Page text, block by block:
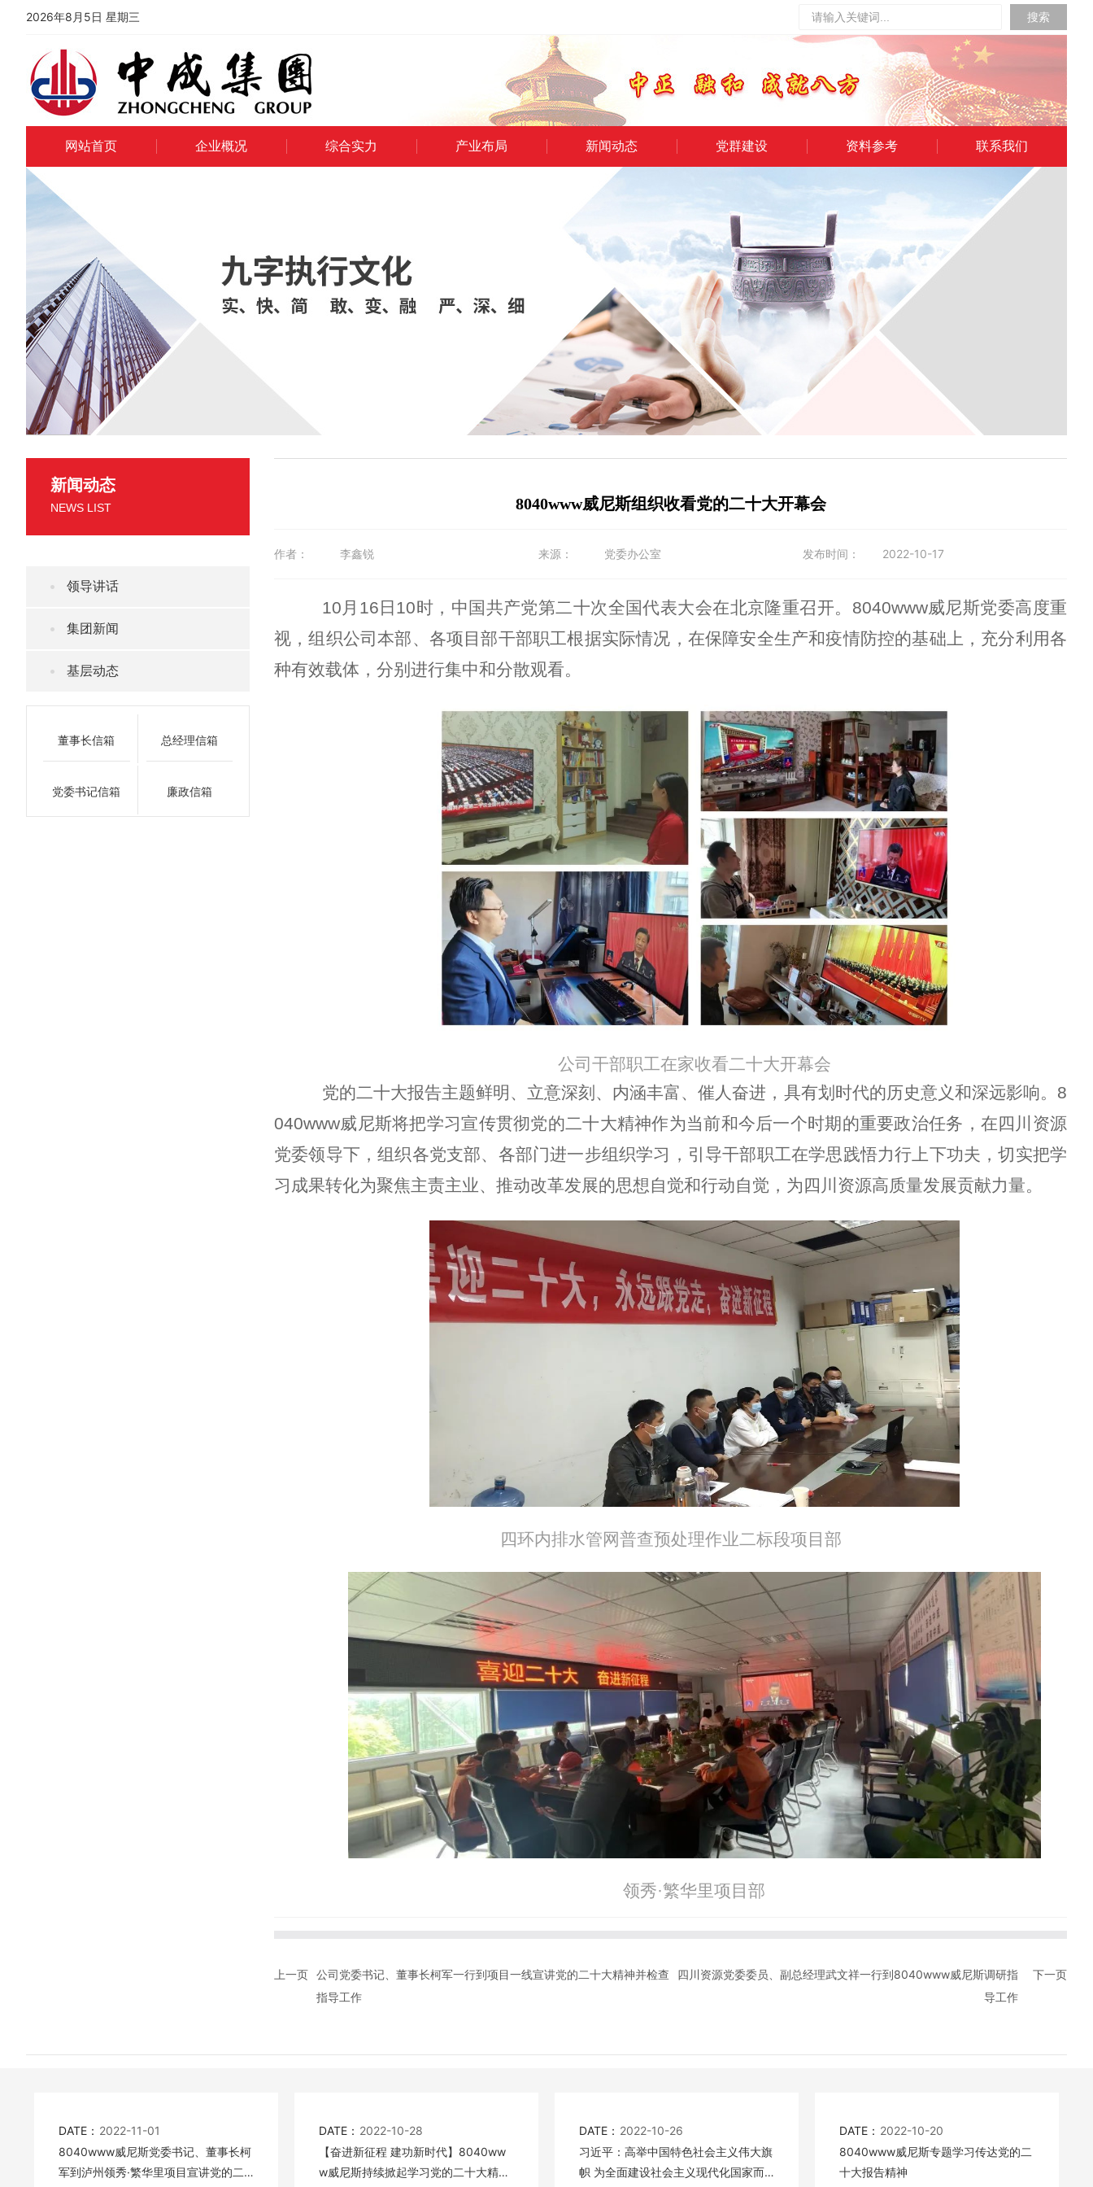
2026年8月5日 星期三 搜索
网站首页 企业概况 综合实力 产业布局 新闻动态 党群建设 资料参考 联系我们
新闻动态
NEWS LIST
领导讲话
集团新闻
基层动态
董事长信箱
党委书记信箱
总经理信箱
廉政信箱
8040www威尼斯组织收看党的二十大开幕会
作者： 李鑫锐 来源： 党委办公室 发布时间： 2022-10-17
10月16日10时，中国共产党第二十次全国代表大会在北京隆重召开。8040www威尼斯党委高度重
视，组织公司本部、 各项目部干部职工根据实际情况 ，在保障安全生产和疫情防控的基础上， 充分利用各
种有效载体，分别进行集中和分散观看。
公司干部职工在家收看二十大开幕会
党的二十大报告主题鲜明、立意深刻、内涵丰富、催人奋进，具有划时代的历史意义和深远影响。8
040www威尼斯将把学习宣传贯彻党的二十大精神作为当前和今后一个时期的重要政治任务，在四川资源
党委领导下，组织各党支部、各部门进一步组织学习，引导干部职工在学思践悟力行上下功夫，切实把学
习成果转化为聚焦主责主业、推动改革发展的思想自觉和行动自觉，为 四川资源高质量发展贡献力量。
四环内排水管网普查预处理作业二标段项目部
领秀·繁华里项目部
上一页 公司党委书记、董事长柯军一行到项目一线宣讲党的二十大精神并检查
指导工作
四川资源党委委员、副总经理武文祥一行到8040www威尼斯调研指
导工作
下一页
DATE： 2022-11-01
8040www威尼斯党委书记、董事长柯
军到泸州领秀·繁华里项目宣讲党的二
DATE： 2022-10-28
【奋进新征程 建功新时代】8040ww
w威尼斯持续掀起学习党的二十大精神
DATE： 2022-10-26
习近平：高举中国特色社会主义伟大旗
帜 为全面建设社会主义现代化国家而
DATE： 2022-10-20
8040www威尼斯专题学习传达党的二
十大报告精神